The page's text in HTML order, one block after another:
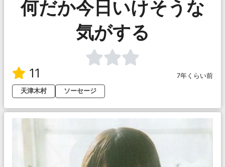
何だか今日いけそうな
気がする
11
7年くらい前
天津木村
ソーセージ